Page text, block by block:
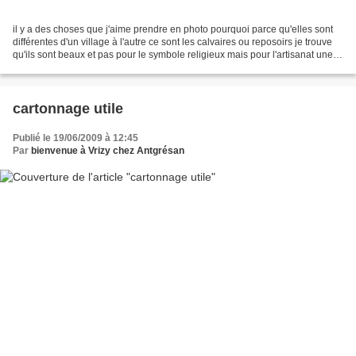
il y a des choses que j'aime prendre en photo pourquoi parce qu'elles sont
différentes d'un village à l'autre ce sont les calvaires ou reposoirs je trouve
qu'ils sont beaux et pas pour le symbole religieux mais pour l'artisanat une
cartonnage utile
Publié le 19/06/2009 à 12:45
Par bienvenue à Vrizy chez Antgrésan